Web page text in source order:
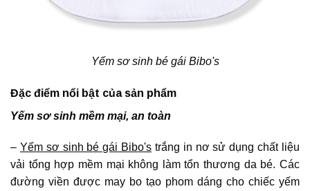
Yếm sơ sinh bé gái Bibo's
Đặc điểm nổi bật của sản phẩm
Yếm sơ sinh mềm mại, an toàn
– Yếm sơ sinh bé gái Bibo's trắng in nơ sử dụng chất liệu
vải tổng hợp mềm mại không làm tổn thương da bé. Các
đường viền được may bo tạo phom dáng cho chiếc yếm